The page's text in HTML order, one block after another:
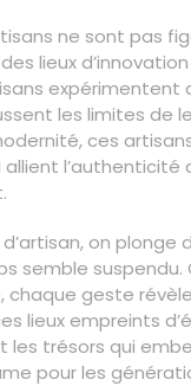
ne sont pas
lieux
expérimentent
les limites de
ces
l’authenticité
on plonge
semble suspendu.
chaque geste
lieux empreints
les trésors qui
pour les